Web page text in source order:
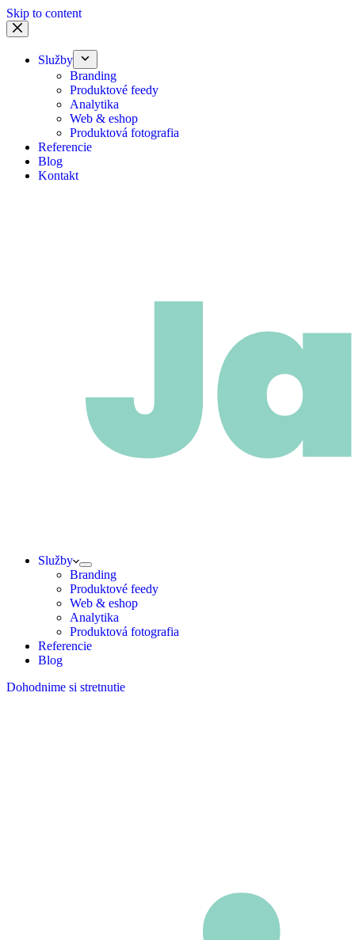
Skip to content
Služby
Branding
Produktové feedy
Analytika
Web & eshop
Produktová fotografia
Referencie
Blog
Kontakt
Služby
Branding
Produktové feedy
Web & eshop
Analytika
Produktová fotografia
Referencie
Blog
Dohodnime si stretnutie